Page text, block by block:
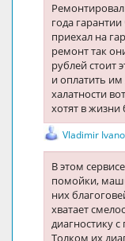
года
приехал на
ремонт так
рублей стоит
и оплатить им
халатности
хотят в жизни
Vladimir
В этом
помойки,
них
хватает
диагностику